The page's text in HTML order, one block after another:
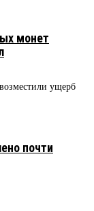
монет
ущерб
почти